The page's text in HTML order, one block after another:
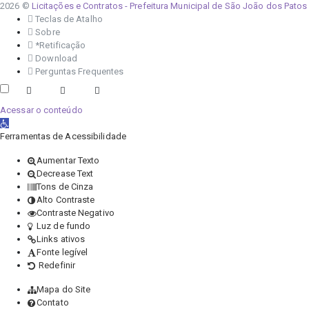
2026 © Licitações e Contratos - Prefeitura Municipal de São João dos Patos
Teclas de Atalho
Sobre
*Retificação
Download
Perguntas Frequentes
Acessar o conteúdo
Abrir a barra de ferramentas
Ferramentas de Acessibilidade
Aumentar Texto
Decrease Text
Tons de Cinza
Alto Contraste
Contraste Negativo
Luz de fundo
Links ativos
Fonte legível
Redefinir
Mapa do Site
Contato